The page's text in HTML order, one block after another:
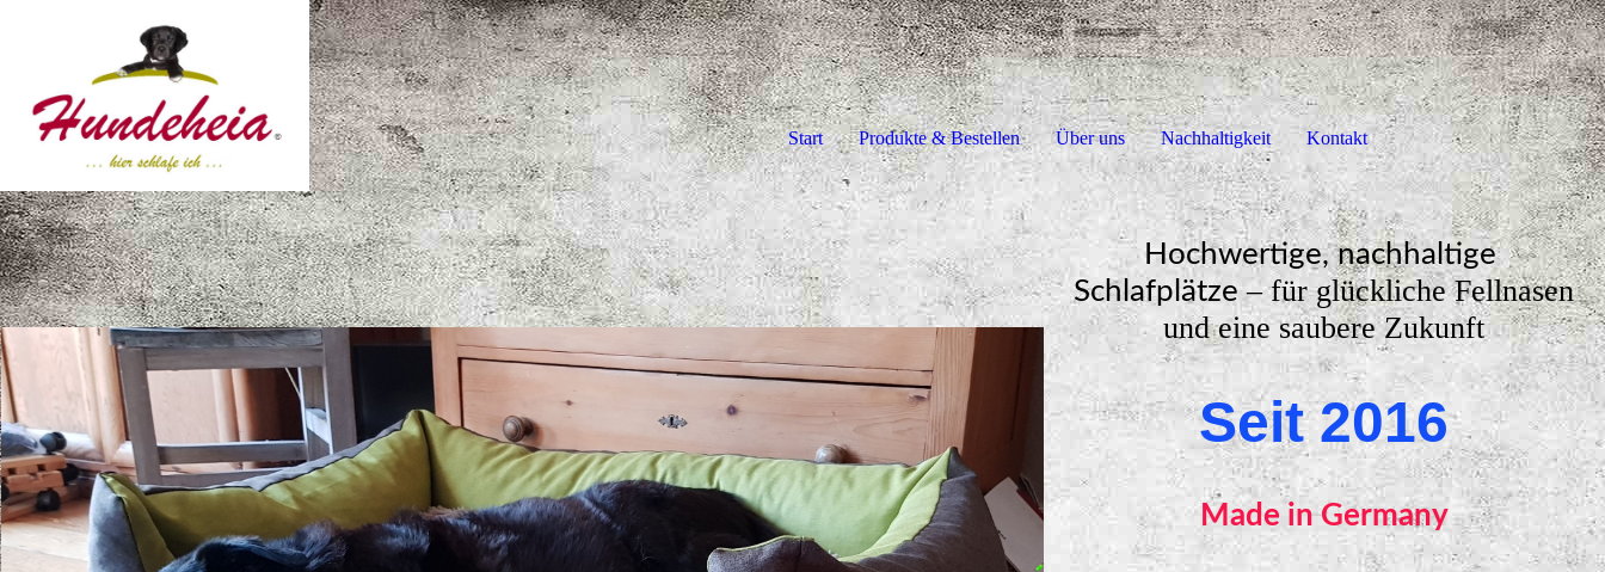
Start Produkte & Bestellen Über uns Nachhaltigkeit Kontakt
Hochwertige, nachhaltige
Schlafplätze– für glückliche Fellnasen
und eine saubere Zukunft
Seit 2016
Made in Germany